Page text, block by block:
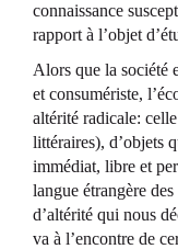
connaissance
rapport à l’objet
Alors que la société
et consumériste,
altérité radicale:
littéraires), d’objets
immédiat, libre et
langue étrangère
d’altérité qui nous
va à l’encontre de